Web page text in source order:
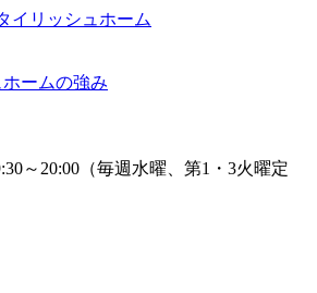
ームの強み
～20:00（毎週水曜、第1・3火曜定